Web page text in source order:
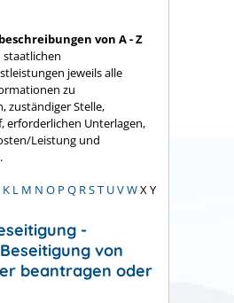
von A - Z
jeweils alle
zu
zuständiger Stelle,
erforderlichen Unterlagen,
Leistung und
K L M N O P Q RST UVWX Y
-
von
beantragen oder